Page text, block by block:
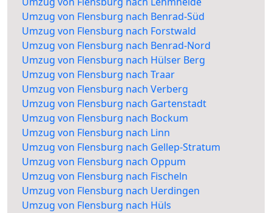
Umzug von Flensburg nach Benrad-Süd
Umzug von Flensburg nach Forstwald
Umzug von Flensburg nach Benrad-Nord
Umzug von Flensburg nach Hülser Berg
Umzug von Flensburg nach Traar
Umzug von Flensburg nach Verberg
Umzug von Flensburg nach Gartenstadt
Umzug von Flensburg nach Bockum
Umzug von Flensburg nach Linn
Umzug von Flensburg nach Gellep-Stratum
Umzug von Flensburg nach Oppum
Umzug von Flensburg nach Fischeln
Umzug von Flensburg nach Uerdingen
Umzug von Flensburg nach Hüls